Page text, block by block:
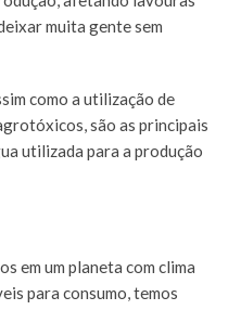
muita gente sem
como a utilização de
são as principais
utilizada para a produção
em um planeta com clima
para consumo, temos